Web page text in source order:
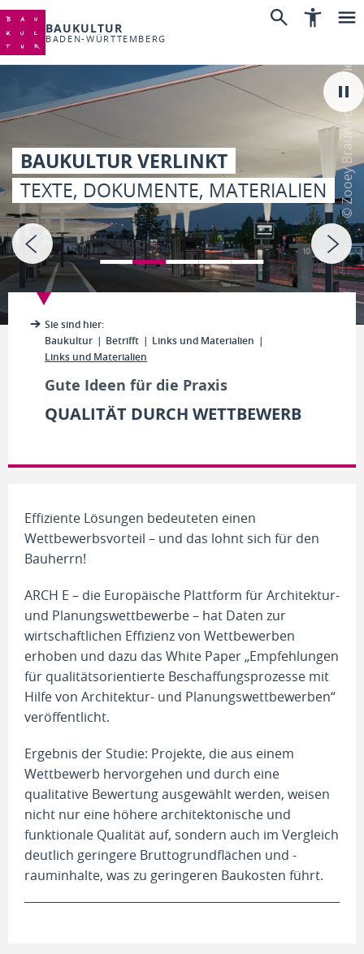
BAUKULTUR
BADEN-WÜRTTEMBERG
BAUKULTUR VERLINKT
TEXTE, DOKUMENTE, MATERIALIEN © Zooey Braun Fotografie
Sie sind hier:
Baukultur
Betrifft
Links und Materialien
Links und Materialien
Gute Ideen für die Praxis
QUALITÄT DURCH WETTBEWERB
Effiziente Lösungen bedeuteten einen
Wettbewerbsvorteil – und das lohnt sich für den
Bauherrn!
ARCH E – die Europäische Plattform für Architektur-
und Planungswettbewerbe – hat Daten zur
wirtschaftlichen Effizienz von Wettbewerben
erhoben und dazu das White Paper „Empfehlungen
für qualitätsorientierte Beschaffungsprozesse mit
Hilfe von Architektur- und Planungswettbewerben“
veröffentlicht.
Ergebnis der Studie: Projekte, die aus einem
Wettbewerb hervorgehen und durch eine
qualitative Bewertung ausgewählt werden, weisen
nicht nur eine höhere architektonische und
funktionale Qualität auf, sondern auch im Vergleich
deutlich geringere Bruttogrundflächen und -
rauminhalte, was zu geringeren Baukosten führt.